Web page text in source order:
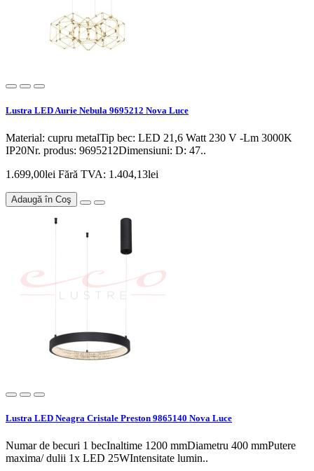
Lustra LED Aurie Nebula 9695212 Nova Luce
Material: cupru metalTip bec: LED 21,6 Watt 230 V -Lm 3000K
IP20Nr. produs: 9695212Dimensiuni: D: 47..
1.699,00lei Fără TVA: 1.404,13lei
Adaugă în Coş
Lustra LED Neagra Cristale Preston 9865140 Nova Luce
Numar de becuri 1 becInaltime 1200 mmDiametru 400 mmPutere
maxima/ dulii 1x LED 25WIntensitate lumin..